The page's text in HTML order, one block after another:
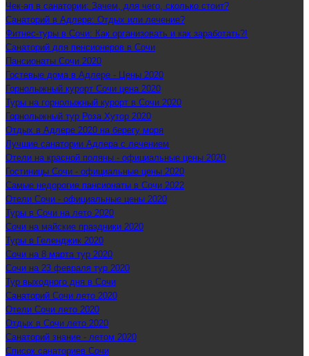
Чек-ап в санатории: Зачем, для чего, сколько стоит?
Санаторий в Адлере: Отдых или лечение?
Фитнес-туры в Сочи: Как организовать и как заработать?!
Санаторий для пенсионеров в Сочи
Пансионаты Сочи 2020
Гостевые дома в Адлере - Цены 2020
Горнолыжный курорт Сочи цена 2020
Туры на горнолыжный курорт в Сочи 2020
Горнолыжный тур Роза Хутор 2020
Отдых в Адлере 2020 на берегу моря
Лучшие санатории Адлера с лечением
Отели на красной поляны - официальные цены 2020
Гостиницы Сочи - официальные цены 2020
Самые недорогие пансионаты в Сочи 2022
Отели Сочи - официальные цены 2020
Туры в Сочи на лето 2020
Сочи на майские праздники 2020
Туры в Геленджик 2020
Сочи на 8 марта тур 2020
Сочи на 23 февраля тур 2020
Тур выходного дня в Сочи
Санаторий Сочи лето 2020
Отели Сочи лето 2020
Отдых в Сочи лето 2020
Санаторий знание - летом 2020
Список санаториев Сочи